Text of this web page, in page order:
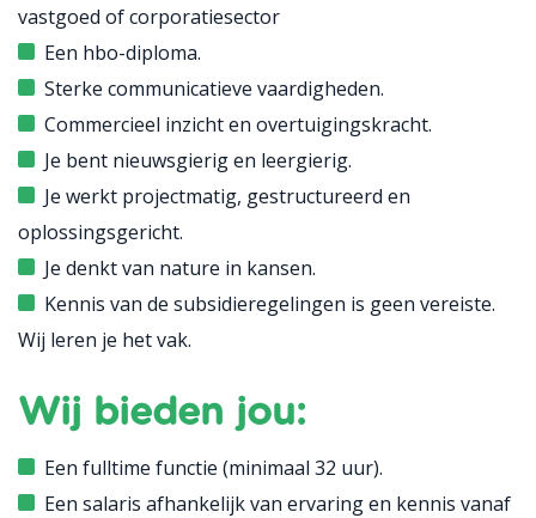
vastgoed of corporatiesector
Een hbo-diploma.
Sterke communicatieve vaardigheden.
Commercieel inzicht en overtuigingskracht.
Je bent nieuwsgierig en leergierig.
Je werkt projectmatig, gestructureerd en
oplossingsgericht.
Je denkt van nature in kansen.
Kennis van de subsidieregelingen is geen vereiste.
Wij leren je het vak.
Wij bieden jou:
Een fulltime functie (minimaal 32 uur).
Een salaris afhankelijk van ervaring en kennis vanaf